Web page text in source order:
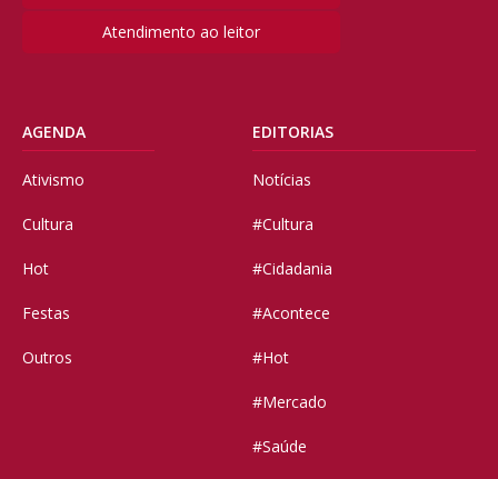
Atendimento ao leitor
AGENDA
Ativismo
Cultura
Hot
Festas
Outros
EDITORIAS
Notícias
#Cultura
#Cidadania
#Acontece
#Hot
#Mercado
#Saúde